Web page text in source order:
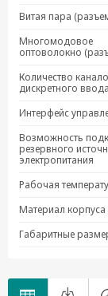
Витая пара
Многомодовое
оптоволокно
Количество
дискретного ввода
Интерфейс
Возможность
резервного
электропитания
Рабочая
Материал корпуса
Габаритные